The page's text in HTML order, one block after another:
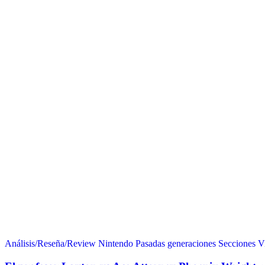
Análisis/Reseña/Review Nintendo Pasadas generaciones Secciones